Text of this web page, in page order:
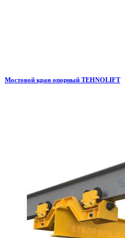
Мостовой кран опорный TEHNOLIFT